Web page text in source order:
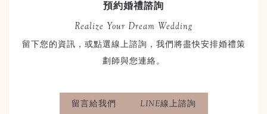
預約婚禮諮詢
Realize Your Dream Wedding
留下您的資訊，或點選線上諮詢，我們將盡快安排婚禮策
劃師與您連絡。
留言給我們 LINE線上諮詢